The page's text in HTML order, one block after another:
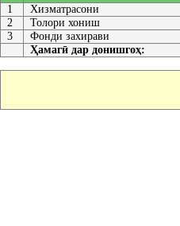
1
Хизматрасони
2
Толори хониш
3
Фонди захирави
Ҳамагӣ дар донишгоҳ: